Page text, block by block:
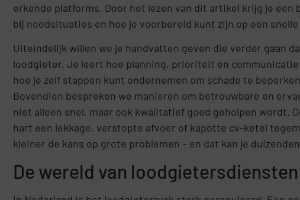
erkende platforms. Door het lezen van dit artikel krijg je
bij noodsituaties en hoe je voorbereid kunt zijn op een
Uiteindelijk willen we je handvatten geven die verder gaan
loodgieter. Je leert hoe planning, prioriteit en
hoe je zelf stappen kunt ondernemen om schade te
Bovendien bespreken we manieren om betrouwbare en
niet alleen snel, maar ook kwalitatief goed geholpen wordt.
hart een lekkage, verstopte afvoer of kapotte cv-ketel
kleiner de kans op grote problemen – en dat kan je
De wereld van